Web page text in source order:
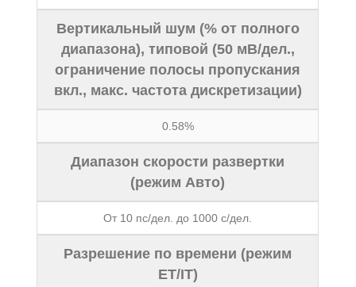
Вертикальный шум (% от полного
диапазона), типовой (50 мВ/дел.,
ограничение полосы пропускания
вкл., макс. частота дискретизации)
0.58%
Диапазон скорости развертки
(режим Авто)
От 10 пс/дел. до 1000 с/дел.
Разрешение по времени (режим
ET/IT)